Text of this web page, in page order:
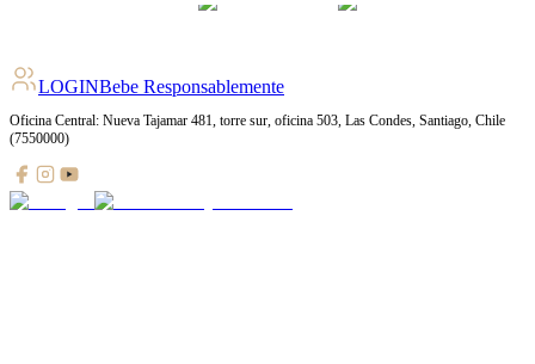
LOGINBebe Responsablemente
Oficina Central: Nueva Tajamar 481, torre sur, oficina 503, Las Condes, Santiago, Chile
(7550000)